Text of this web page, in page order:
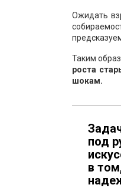
Ожидать
Таким
роста
шокам.
под
в